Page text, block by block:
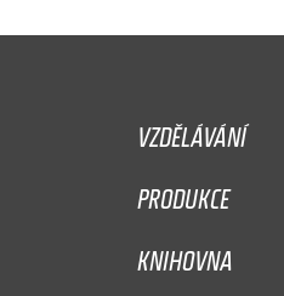
VZDĚLÁVÁNÍ
PRODUKCE
KNIHOVNA